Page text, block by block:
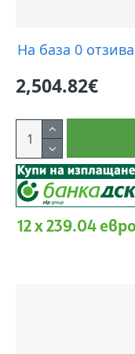
На база 0
2,504.82€
12 x 239.04 евро